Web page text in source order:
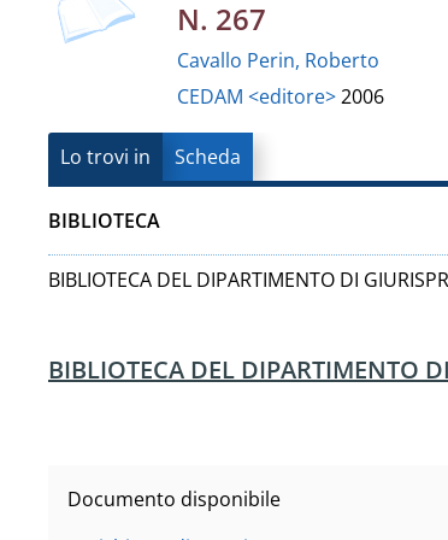
del
documento
N. 267
Cavallo Perin, Roberto
CEDAM <editore>2006
Lo trovi in Scheda
BIBLIOTECA
BIBLIOTECA DEL DIPARTIMENTO DI
BIBLIOTECA DEL DIPARTIMENTO
Documento disponibile